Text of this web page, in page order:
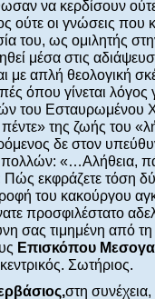
να κερδίσουν
ούτε οι γνώσεις που
του, ως ομιλητής
μέσα στις
με απλή θεολογική
όπου γίνεται
του Εσταυρωμένου
της ζωής του
δε στον
«…Αλήθεια,
εκφράζετε τόση
του κακούργου
προσφιλέστατο
σας τιμημένη από
Επισκόπου
Σωτήριος.
στη